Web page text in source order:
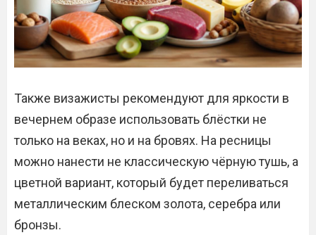
Также визажисты рекомендуют для яркости в
вечернем образе использовать блёстки не
только на веках, но и на бровях. На ресницы
можно нанести не классическую чёрную тушь, а
цветной вариант, который будет переливаться
металлическим блеском золота, серебра или
бронзы.